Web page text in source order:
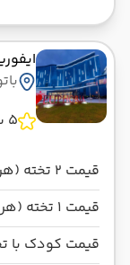
5 ستاره
قیمت 2 تخته (هرنفر)
قیمت 1 تخته (هرنفر)
قیمت کودک با